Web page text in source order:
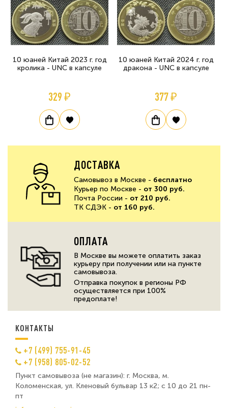
10 юаней Китай 2023 г. год
кролика - UNC в капсуле
329 ₽
10 юаней Китай 2024 г. год
дракона - UNC в капсуле
377 ₽
ДОСТАВКА
Самовывоз в Москве - бесплатно
Курьер по Москве - от 300 руб.
Почта России - от 210 руб.
ТК СДЭК - от 160 руб.
ОПЛАТА
В Москве вы можете оплатить заказ
курьеру при получении или на пункте
самовывоза.
Отправка покупок в регионы РФ
осуществляется при 100%
предоплате!
КОНТАКТЫ
+7 (499) 755-91-45
+7 (958) 805-02-52
Пункт самовывоза (не магазин): г. Москва, м.
Коломенская, ул. Кленовый бульвар 13 к2; с 10 до 21 пн-
пт